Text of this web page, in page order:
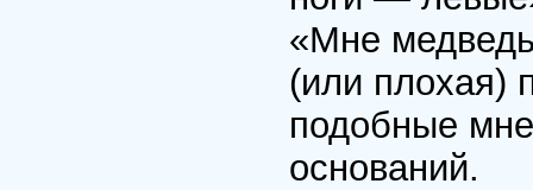
«Мне
(или плохая)
подобные
оснований.